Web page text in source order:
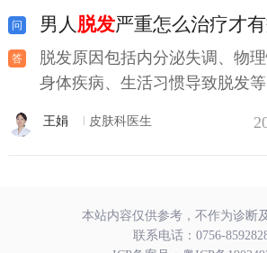
男人脱发严重怎么治疗才
脱发原因包括内分泌失调、物理
身体疾病、生活习惯导致脱发
王娟 皮肤科医生
本站内容仅供参考，不作为诊断
联系电话： 0756-